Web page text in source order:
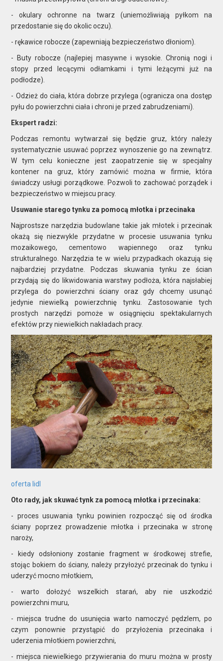
- okulary ochronne na twarz (uniemożliwiają pyłkom na
przedostanie się do okolic oczu).
- rękawice robocze (zapewniają bezpieczeństwo dłoniom).
- Buty robocze (najlepiej masywne i wysokie. Chronią nogi i
stopy przed lecącymi odłamkami i tymi leżącymi już na
podłodze).
- Odzież do ciała, która dobrze przylega (ogranicza ona dostęp
pyłu do powierzchni ciała i chroni je przed zabrudzeniami).
Ekspert radzi:
Podczas remontu wytwarzał się będzie gruz, który należy
systematycznie usuwać poprzez wynoszenie go na zewnątrz.
W tym celu konieczne jest zaopatrzenie się w specjalny
kontener na gruz, który zamówić można w firmie, która
świadczy usługi porządkowe. Pozwoli to zachować porządek i
bezpieczeństwo w miejscu pracy.
Usuwanie starego tynku za pomocą młotka i przecinaka
Najprostsze narzędzia budowlane takie jak młotek i przecinak
okażą się niezwykle przydatne w procesie usuwania tynku
mozaikowego, cementowo wapiennego oraz tynku
strukturalnego. Narzędzia te w wielu przypadkach okazują się
najbardziej przydatne. Podczas skuwania tynku ze ścian
przydają się do likwidowania warstwy podłoża, która najsłabiej
przylega do powierzchni ściany oraz gdy chcemy usunąć
jedynie niewielką powierzchnię tynku. Zastosowanie tych
prostych narzędzi pomoże w osiągnięciu spektakularnych
efektów przy niewielkich nakładach pracy.
oferta lidl
Oto rady, jak skuwać tynk za pomocą młotka i przecinaka:
- proces usuwania tynku powinien rozpocząć się od środka
ściany poprzez prowadzenie młotka i przecinaka w stronę
naroży,
- kiedy odsłoniony zostanie fragment w środkowej strefie,
stojąc bokiem do ściany, należy przyłożyć przecinak do tynku i
uderzyć mocno młotkiem,
- warto dołożyć wszelkich starań, aby nie uszkodzić
powierzchni muru,
- miejsca trudne do usunięcia warto namoczyć pędzlem, po
czym ponownie przystąpić do przyłożenia przecinaka i
uderzenia młotkiem powierzchni,
- miejsca niewielkiego przywierania do muru można w prosty